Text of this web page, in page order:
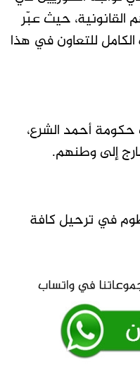
القانونية، حيث عبّر
للتعاون في هذا
حكومة أحمد الشرع،
إلى وطنهم.
في ترحيل كافة